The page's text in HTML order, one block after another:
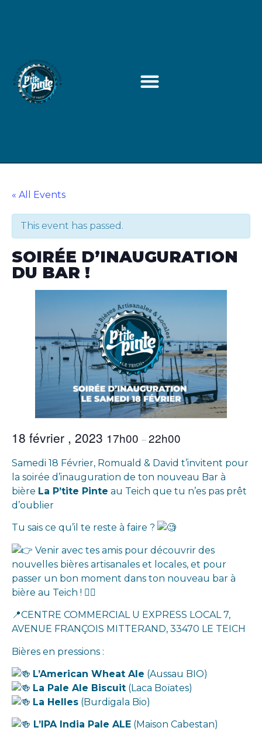
« All Events
This event has passed.
SOIRÉE D’INAUGURATION
DU BAR !
18 février , 2023 17h00 –22h00
Samedi 18 Février, Romuald & David t’invitent pour
la soirée d’inauguration de ton nouveau Bar à
bière La P’tite Pinte au Teich que tu n’es pas prêt
d’oublier
Tu sais ce qu’il te reste à faire ?
Venir avec tes amis pour découvrir des
nouvelles bières artisanales et locales, et pour
passer un bon moment dans ton nouveau bar à
bière au Teich ! 👌🏼
📍CENTRE COMMERCIAL U EXPRESS LOCAL 7,
AVENUE FRANÇOIS MITTERAND, 33470 LE TEICH
Bières en pressions :
L’American Wheat Ale (Aussau BIO)
La Pale Ale Biscuit (Laca Boïates)
La Helles (Burdigala Bio)
L’IPA India Pale ALE (Maison Cabestan)